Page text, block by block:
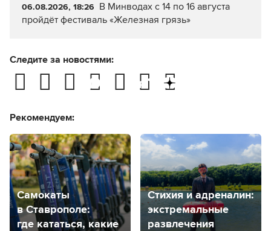
06.08.2026, 18:26 В Минводах с 14 по 16 августа
пройдёт фестиваль «Железная грязь»
Следите за новостями:
Рекомендуем:
Самокаты
в Ставрополе:
где кататься, какие
Стихия и адреналин:
экстремальные
развлечения